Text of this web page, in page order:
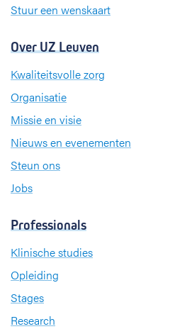
Stuur een wenskaart
Over UZ Leuven
Kwaliteitsvolle zorg
Organisatie
Missie en visie
Nieuws en evenementen
Steun ons
Jobs
Professionals
Klinische studies
Opleiding
Stages
Research